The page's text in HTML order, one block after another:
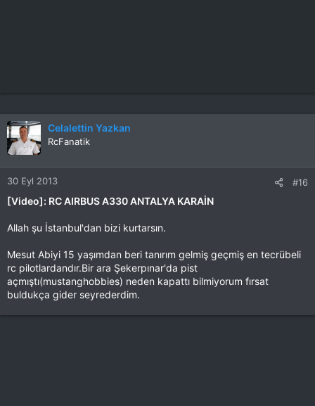
Celalettin Yazkan
RcFanatik
30 Eyl 2013 #16
[Video]: RC AIRBUS A330 ANTALYA KARAİN
Allah şu İstanbul'dan bizi kurtarsın.
Mesut Abiyi 15 yaşımdan beri tanırım gelmiş geçmiş en tecrübeli
rc pilotlardandır.Bir ara Şekerpınar'da pist
açmıştı(mustanghobbies) neden kapattı bilmiyorum fırsat
buldukça gider seyrederdim.